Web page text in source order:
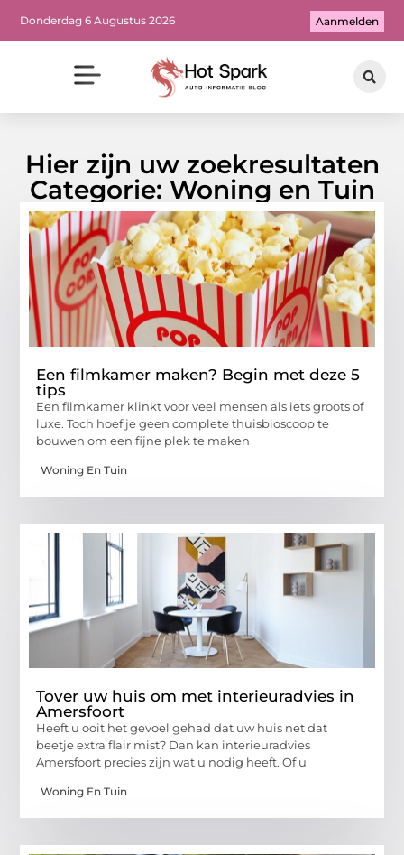
Donderdag 6 Augustus 2026 Aanmelden
Hier zijn uw zoekresultaten
Categorie: Woning en Tuin
Een filmkamer maken? Begin met deze 5
tips
Een filmkamer klinkt voor veel mensen als iets groots of
luxe. Toch hoef je geen complete thuisbioscoop te
bouwen om een fijne plek te maken
Woning En Tuin
Tover uw huis om met interieuradvies in
Amersfoort
Heeft u ooit het gevoel gehad dat uw huis net dat
beetje extra flair mist? Dan kan interieuradvies
Amersfoort precies zijn wat u nodig heeft. Of u
Woning En Tuin